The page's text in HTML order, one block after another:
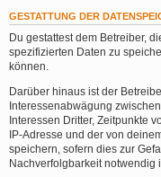
GESTATTUNG DER
Du gestattest dem Betreiber,
spezifizierten Daten zu
können.
Darüber hinaus ist der
Interessenabwägung
Interessen Dritter, Zeitpunkte
IP-Adresse und der von
speichern, sofern dies zur
Nachverfolgbarkeit notwendig